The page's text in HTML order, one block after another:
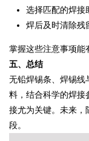
选择匹配的焊接
焊后及时清除残
掌握这些注意事项能
五、总结
无铅焊锡条、焊锡线
料，结合科学的焊接
接尤为关键。未来，
段。